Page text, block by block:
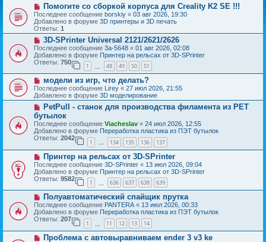
Н
о
в
о
е
с
о
о
б
е
н
и
е
Помогите со сборкой корпуса для Creality K2 SE !!!
Последнее сообщение borskiy « 03 авг 2026, 19:30
Добавлено в форуме 3D принтеры и 3D печать
Ответы: 1
Н
о
в
о
е
с
о
о
б
щ
е
н
и
е
3D-SPrinter Universal 2121/2621/2626
Последнее сообщение 3a-5648 « 01 авг 2026, 02:08
Добавлено в форуме Принтер на рельсах от 3D-SPrinter
Ответы: 750
1 48 49 50 51
Н
о
в
о
с
о
о
б
щ
е
и
е
модели из игр, что делать?
Последнее сообщение Lirey « 27 июл 2026, 21:55
Добавлено в форуме 3D моделирование
Н
в
о
е
с
о
б
щ
е
н
и
PetPull - cтанок для производства филамента из PET
бутылок
Последнее сообщение Viacheslav « 24 июл 2026, 12:55
Добавлено в форуме Переработка пластика из ПЭТ бутылок
Ответы: 2042
1 … 134 135 136 137
Н
о
в
о
е
с
о
б
щ
н
и
Принтер на рельсах от 3D-SPrinter
Последнее сообщение 3D-SPrinter « 13 июл 2026, 09:04
Добавлено в форуме Принтер на рельсах от 3D-SPrinter
Ответы: 9582
1 636 637 638 639
Н
о
в
о
с
Полуавтоматический спайщик прутка
Последнее сообщение PANTERA« 13 июл 2026, 00:33
Добавлено в форуме Переработка пластика из ПЭТ бутылок
Ответы: 207
1 11 12 13 14
НПроблема с автовыравниваем ender 3 v3 ke